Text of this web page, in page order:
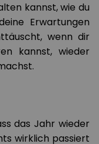
kannst, wie du
Erwartungen
wenn dir
kannst, wieder
das Jahr wieder
wirklich passiert